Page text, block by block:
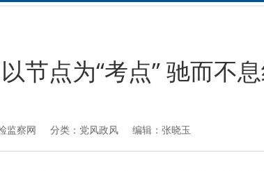
节点为“考点” 驰而不息
监察网 分类：党风政风 编辑：张晓玉